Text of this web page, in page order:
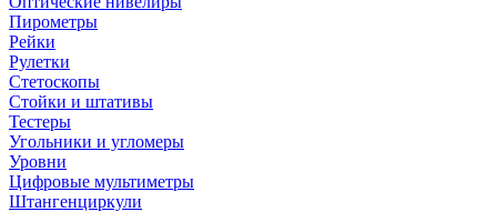
Пирометры
Рейки
Рулетки
Стетоскопы
Стойки и штативы
Тестеры
Угольники и угломеры
Уровни
Цифровые мультиметры
Штангенциркули